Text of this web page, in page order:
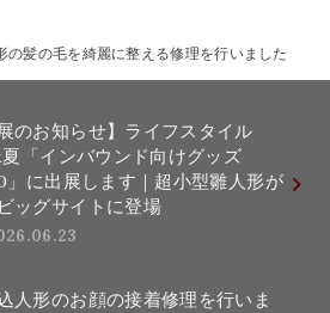
の髪の毛を綺麗に整える修理を行いました
展のお知らせ】ライフスタイル
夏「インバウンド向けグッズ
」に出展します｜超小型雛人形が
ッグサイトに登場
人形のお顔の接着修理を行いま